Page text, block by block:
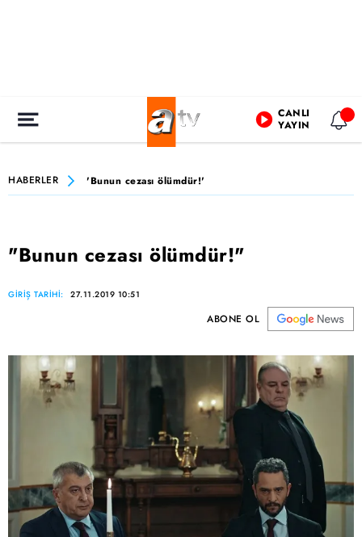
CANLI
YAYIN
HABERLER 'Bunun cezası ölümdür!'
"Bunun cezası ölümdür!"
GİRİŞ TARİHİ: 27.11.2019 10:51
ABONE OL